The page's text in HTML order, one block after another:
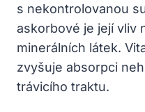
s nekontrolovanou
askorbové je její vliv
minerálních látek.
zvyšuje absorpci
trávicího traktu.